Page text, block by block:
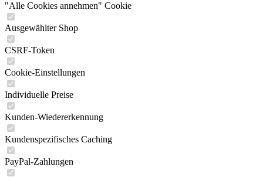
"Alle Cookies annehmen" Cookie
Ausgewählter Shop
CSRF-Token
Cookie-Einstellungen
Individuelle Preise
Kunden-Wiedererkennung
Kundenspezifisches Caching
PayPal-Zahlungen